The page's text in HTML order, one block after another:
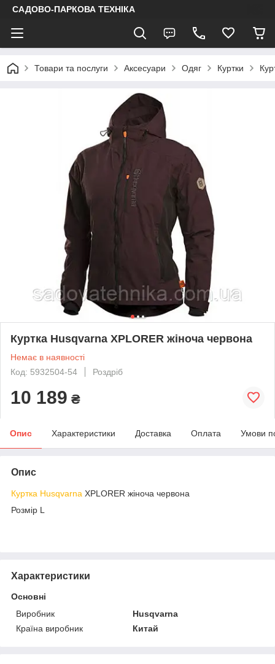
САДОВО-ПАРКОВА ТЕХНІКА
Товари та послуги Аксесуари Одяг Куртки
Куртка Husqvarna XPLORER жіноча червона
Немає в наявності
Код: 5932504-54
Роздріб
10 189 ₴
Опис Характеристики Доставка Оплата Умови
Опис
Куртка Husqvarna XPLORER жіноча червона
Розмір L
Характеристики
Основні
Виробник
Husqvarna
Країна виробник
Китай